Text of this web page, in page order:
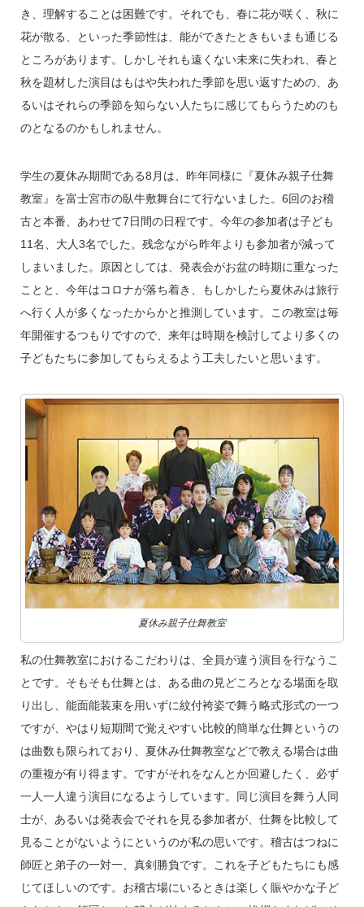
き、理解することは困難です。それでも、春に花が咲く、秋に
花が散る、といった季節性は、能ができたときもいまも通じる
ところがあります。しかしそれも遠くない未来に失われ、春と
秋を題材した演目はもはや失われた季節を思い返すための、あ
るいはそれらの季節を知らない人たちに感じてもらうためのも
のとなるのかもしれません。
学生の夏休み期間である8月は、昨年同様に『夏休み親子仕舞
教室』を富士宮市の臥牛敷舞台にて行ないました。6回のお稽
古と本番、あわせて7日間の日程です。今年の参加者は子ども
11名、大人3名でした。残念ながら昨年よりも参加者が減って
しまいました。原因としては、発表会がお盆の時期に重なった
ことと、今年はコロナが落ち着き、もしかしたら夏休みは旅行
へ行く人が多くなったからかと推測しています。この教室は毎
年開催するつもりですので、来年は時期を検討してより多くの
子どもたちに参加してもらえるよう工夫したいと思います。
夏休み親子仕舞教室
私の仕舞教室におけるこだわりは、全員が違う演目を行なうこ
とです。そもそも仕舞とは、ある曲の見どころとなる場面を取
り出し、能面能装束を用いずに紋付袴姿で舞う略式形式の一つ
ですが、やはり短期間で覚えやすい比較的簡単な仕舞というの
は曲数も限られており、夏休み仕舞教室などで教える場合は曲
の重複が有り得ます。ですがそれをなんとか回避したく、必ず
一人一人違う演目になるようしています。同じ演目を舞う人同
士が、あるいは発表会でそれを見る参加者が、仕舞を比較して
見ることがないようにというのが私の思いです。稽古はつねに
師匠と弟子の一対一、真剣勝負です。これを子どもたちにも感
じてほしいのです。お稽古場にいるときは楽しく賑やかな子ど